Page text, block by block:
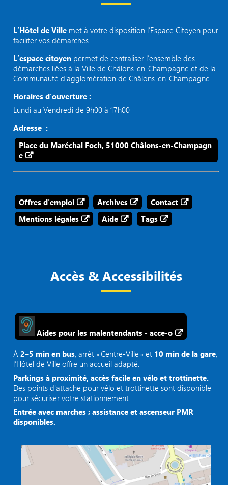
L’Hôtel de Ville met à votre disposition l’Espace Citoyen pour
faciliter vos démarches.
L’espace citoyen permet de centraliser l’ensemble des
démarches liées à la Ville de Châlons-en-Champagne et de la
Communauté d’agglomération de Châlons-en-Champagne.
Horaires d'ouverture :
Lundi au Vendredi de 9h00 à 17h00
Adresse :
Place du Maréchal Foch, 51000 Châlons-en-Champagn
e
Offres d'emploi Archives
Contact
Mentions légales
Aide Tags
Accès & Accessibilités
Aides pour les malentendants - acce-o
À2–5 min en bus, arrêt « Centre‑Ville » et 10 min de la gare,
l’Hôtel de Ville offre un accueil adapté.
Parkings à proximité, accès facile en vélo et trottinette.
Des points d'attache pour vélo et trottinette sont disponible
pour sécuriser votre stationnement.
Entrée avec marches ; assistance et ascenseur PMR
disponibles.